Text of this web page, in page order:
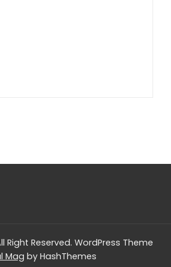
Right Reserved. WordPress Theme
Mag by HashThemes